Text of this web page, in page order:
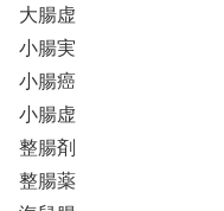
大腸虚
小腸実
小腸癌
小腸虚
整腸剤
整腸薬